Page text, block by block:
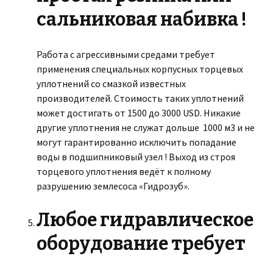
сальниковая набивка !
Работа с агрессивными средами требует
применения специальных корпусных торцевых
уплотнений со смазкой известных
производителей. Стоимость таких уплотнений
может достигать от 1500 до 3000 USD. Никакие
другие уплотнения не служат дольше 1000 м3 и не
могут гарантированно исключить попадание
воды в подшипниковый узел ! Выход из строя
торцевого уплотнения ведёт к полному
разрушению землесоса «Гидрозуб».
Любое гидравлическое
оборудование требует